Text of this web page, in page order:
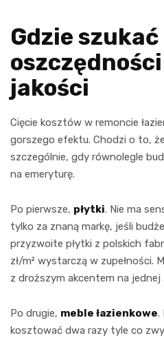
Gdzie szukać
jakości
Cięcie kosztów w remoncie
gorszego efektu. Chodzi o to,
szczególnie, gdy równolegle
na emeryturę.
Po pierwsze, płytki. Nie ma
tylko za znaną markę, jeśli
przyzwoite płytki z polskich
zł/m² wystarczą w zupełności.
z droższym akcentem na jednej
Po drugie, meble łazienkowe.
kosztować dwa razy tyle co